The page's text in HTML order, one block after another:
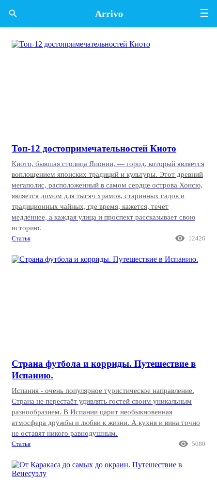
☰
Arrivo

Топ-12 достопримечательностей Киото
Киото, бывшая столица Японии, — город, который является
воплощением японских традиций и культуры. Этот древний
мегаполис, расположенный в самом сердце острова Хонсю,
является домом для тысяч храмов, старинных садов и
традиционных чайных, где время, кажется, течет
медленнее, а каждая улица и проспект рассказывает свою
историю.
Статья  12426
Страна футбола и корриды. Путешествие в
Испанию.
Испания - очень популярное туристическое направление.
Страна не перестаёт удивлять гостей своим уникальным
разнообразием. В Испании царит необыкновенная
атмосфера дружбы и любви к жизни. А кухня и вина точно
не оставят никого равнодушным.
Статья  5080